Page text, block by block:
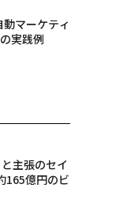
マーケティ
実践例
主張のセイ
165億円のビ